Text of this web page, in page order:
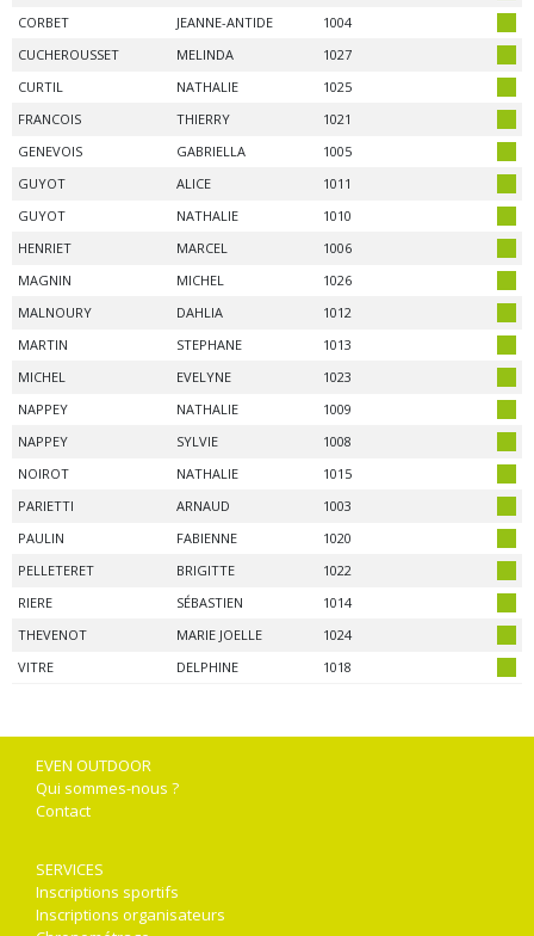
CORBET
JEANNE-ANTIDE
1004
CUCHEROUSSET
MELINDA
1027
CURTIL
NATHALIE
1025
FRANCOIS
THIERRY
1021
GENEVOIS
GABRIELLA
1005
GUYOT
ALICE
1011
GUYOT
NATHALIE
1010
HENRIET
MARCEL
1006
MAGNIN
MICHEL
1026
MALNOURY
DAHLIA
1012
MARTIN
STEPHANE
1013
MICHEL
EVELYNE
1023
NAPPEY
NATHALIE
1009
NAPPEY
SYLVIE
1008
NOIROT
NATHALIE
1015
PARIETTI
ARNAUD
1003
PAULIN
FABIENNE
1020
PELLETERET
BRIGITTE
1022
RIERE
SÉBASTIEN
1014
THEVENOT
MARIE JOELLE
1024
VITRE
DELPHINE 1018
EVEN OUTDOOR
Qui sommes-nous ?
Contact
SERVICES
Inscriptions sportifs
Inscriptions organisateurs